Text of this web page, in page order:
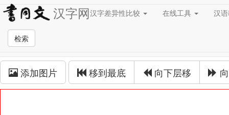
汉字网汉字差异性比较 在线工具 汉
检索
草书在线
添加图片 移到最底 向下层移